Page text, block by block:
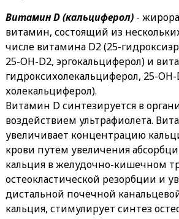
Витамин D (кальциферол)-
витамин, состоящий из
числе витамина D2 (25-
25-OH-D2, эргокальциферол) и
гидроксихолекальциферол, 25-OH-
холекальциферол).
Витамин D синтезируется в
воздействием ультрафиолета.
увеличивает концентрацию
крови путем увеличения
кальция в желудочно-кишечном
остеокластической резорбции и
дистальной почечной
кальция, стимулирует синтез